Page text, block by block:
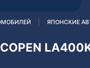
ЯПОНСКИЕ